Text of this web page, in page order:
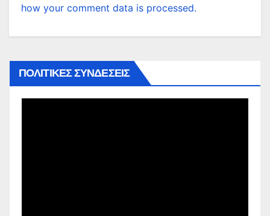
how your comment data is processed.
ΠΟΛΙΤΙΚΕΣ ΣΥΝΔΕΣΕΙΣ